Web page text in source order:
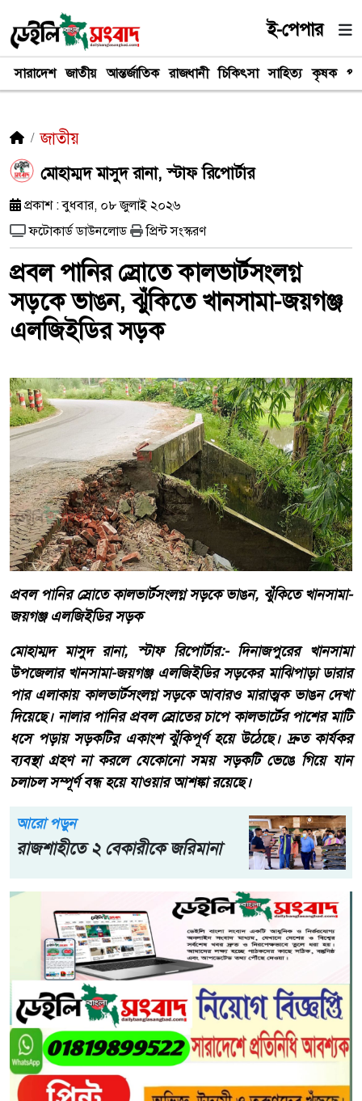
ই-পেপার
সারাদেশ জাতীয় আন্তর্জাতিক রাজধানী চিকিৎসা সাহিত্য কৃষক
জাতীয়
মোহাম্মদ মাসুদ রানা, স্টাফ রিপোর্টার
প্রকাশ : বুধবার, ০৮ জুলাই ২০২৬
ফটোকার্ড ডাউনলোড
প্রিন্ট সংস্করণ
প্রবল পানির স্রোতে কালভার্টসংলগ্ন
সড়কে ভাঙন, ঝুঁকিতে খানসামা-জয়গঞ্জ
এলজিইডির সড়ক
প্রবল পানির স্রোতে কালভার্টসংলগ্ন সড়কে ভাঙন, ঝুঁকিতে খানসামা-
জয়গঞ্জ এলজিইডির সড়ক
মোহাম্মদ মাসুদ রানা, স্টাফ রিপোর্টার:- দিনাজপুরের খানসামা
উপজেলার খানসামা-জয়গঞ্জ এলজিইডির সড়কের মাঝিপাড়া ডারার
পার এলাকায় কালভার্টসংলগ্ন সড়কে আবারও মারাত্মক ভাঙন দেখা
দিয়েছে। নালার পানির প্রবল স্রোতের চাপে কালভার্টের পাশের মাটি
ধসে পড়ায় সড়কটির একাংশ ঝুঁকিপূর্ণ হয়ে উঠেছে। দ্রুত কার্যকর
ব্যবস্থা গ্রহণ না করলে যেকোনো সময় সড়কটি ভেঙে গিয়ে যান
চলাচল সম্পূর্ণ বন্ধ হয়ে যাওয়ার আশঙ্কা রয়েছে।
আরো পড়ুন
রাজশাহীতে ২ বেকারীকে জরিমানা